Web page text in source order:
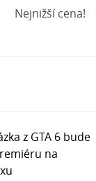
Nejnižší cena!